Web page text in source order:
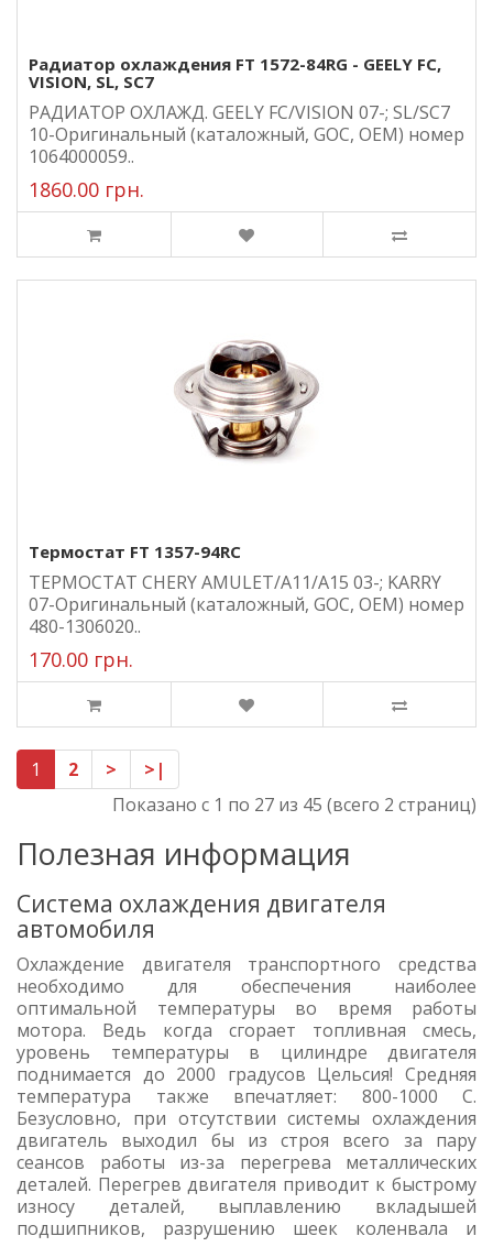
Радиатор охлаждения FT 1572-84RG - GEELY FC,
VISION, SL, SC7
РАДИАТОР ОХЛАЖД. GEELY FC/VISION 07-; SL/SC7
10-Оригинальный (каталожный, GOC, ОЕМ) номер
1064000059..
1860.00 грн.
Термостат FT 1357-94RC
ТЕРМОСТАТ CHERY AMULET/A11/A15 03-; KARRY
07-Оригинальный (каталожный, GOC, ОЕМ) номер
480-1306020..
170.00 грн.
1 2 >
>|
Показано с 1 по 27 из 45 (всего 2 страниц)
Полезная информация
Система охлаждения двигателя
автомобиля
Охлаждение двигателя транспортного средства
необходимо для обеспечения наиболее
оптимальной температуры во время работы
мотора. Ведь когда сгорает топливная смесь,
уровень температуры в цилиндре двигателя
поднимается до 2000 градусов Цельсия! Средняя
температура также впечатляет: 800-1000 С.
Безусловно, при отсутствии системы охлаждения
двигатель выходил бы из строя всего за пару
сеансов работы из-за перегрева металлических
деталей. Перегрев двигателя приводит к быстрому
износу деталей, выплавлению вкладышей
подшипников, разрушению шеек коленвала и